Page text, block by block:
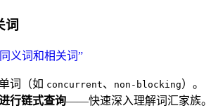
词
义词和相关词”
词（如 concurrent、 non-blocking）。
行链式查询——快速深入理解词汇家族。